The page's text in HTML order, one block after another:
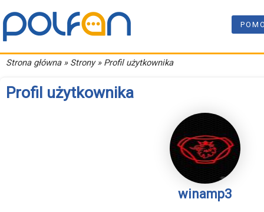
Strona główna» Strony » Profil użytkownika
Profil użytkownika
winamp3